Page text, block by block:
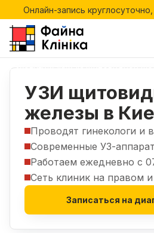
Онлайн-запись
Онлайн-запись
Услуги|УЗИ|УЗИ щитовидной
УЗИ
железы в
Проводят гинекологи и
Современные УЗ-
Работаем ежедневно с
Сеть клиник на правом
Записаться на